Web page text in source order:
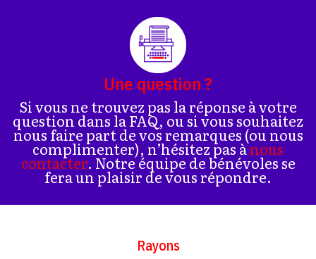
Une question ?
Si vous ne trouvez pas la réponse à votre
question dans la FAQ, ou si vous souhaitez
nous faire part de vos remarques (ou nous
complimenter), n’hésitez pas ànous
contacter. Notre équipe de bénévoles se
fera un plaisir de vous répondre.
Rayons